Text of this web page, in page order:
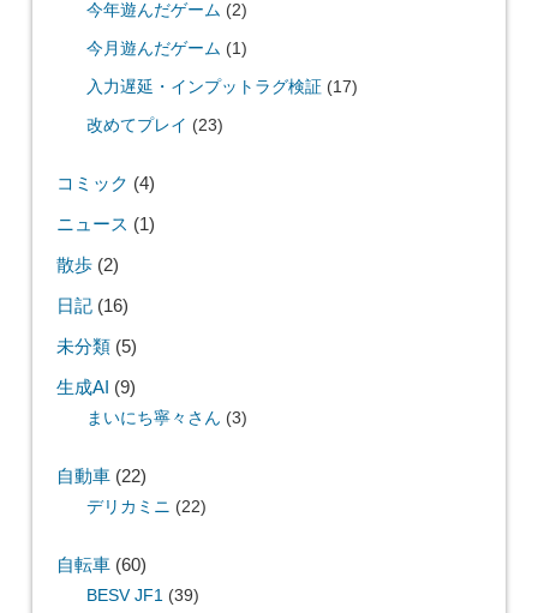
今年遊んだゲーム (2)
今月遊んだゲーム (1)
入力遅延・インプットラグ検証 (17)
改めてプレイ (23)
コミック (4)
ニュース (1)
散歩(2)
日記(16)
未分類(5)
生成AI (9)
まいにち寧々さん (3)
自動車(22)
デリカミニ (22)
自転車(60)
BESV JF1(39)